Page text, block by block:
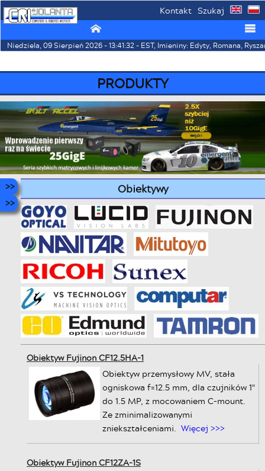
Kontakt Szukaj
⌂ ☰
Niedziela, 09 Sierpień 2026 - 13:41:32 - EST, Imieniny: Edyty, Romana,
PRODUKTY
Obiektywy
Obiektyw Fujinon CF12.5HA-1
Obiektyw przemysłowy MV, stała
ogniskowa f=12.5 mm, dla czujników 1"
do 1.5 MP, z mocowaniem C-mount.
Ze zminimalizowanymi
zniekształceniami. Więcej >>>
Obiektyw Fujinon CF12ZA-1S